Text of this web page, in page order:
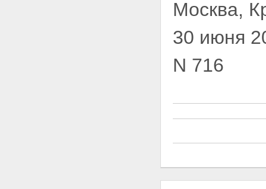
Москва,
30 июня
N 716